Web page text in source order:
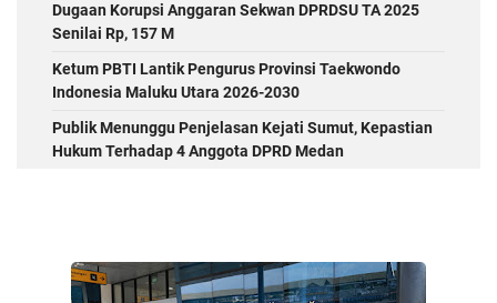
Dugaan Korupsi Anggaran Sekwan DPRDSU TA 2025
Senilai Rp, 157 M
Ketum PBTI Lantik Pengurus Provinsi Taekwondo
Indonesia Maluku Utara 2026-2030
Publik Menunggu Penjelasan Kejati Sumut, Kepastian
Hukum Terhadap 4 Anggota DPRD Medan